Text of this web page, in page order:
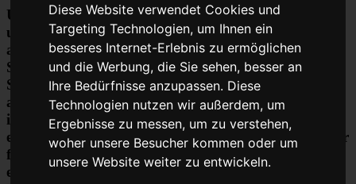
Diese Website verwendet Cookies und
Targeting Technologien, um Ihnen ein
besseres Internet-Erlebnis zu ermöglichen
und die Werbung, die Sie sehen, besser an
Ihre Bedürfnisse anzupassen. Diese
Technologien nutzen wir außerdem, um
Ergebnisse zu messen, um zu verstehen,
woher unsere Besucher kommen oder um
unsere Website weiter zu entwickeln.
Unser Betrieb steht für kostengünstige Prüfungen
und Reparaturen von Steuergeräten aller Art, unter
anderem von Motor-Steuergeräten, Airbag-
Steuergeräten, ABS-Steuergeräten uvm.
STEUBEL® verfügt dabei über viel Erfahrung und
ausgewiesene Expertise bei PKW-Steuergeräten und
insbesondere Motor-steuergeräte Reparaturen. So
ermöglicht STEUBEL® eine Steuergeräte Reparatur
für nahezu aller Hersteller und Fahrzeugarten - sei
es Motorrad oder LKW. Auch die Reparatur von